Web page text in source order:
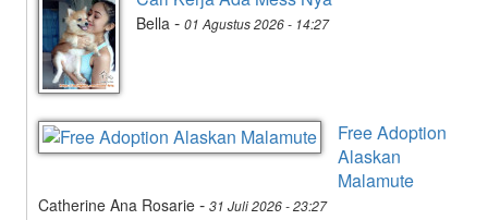
Bella - 01 Agustus 2026 - 14:27
Free Adoption
Alaskan
Malamute
Catherine Ana Rosarie - 31 Juli 2026 - 23:27